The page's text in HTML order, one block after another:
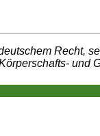
Recht,
und